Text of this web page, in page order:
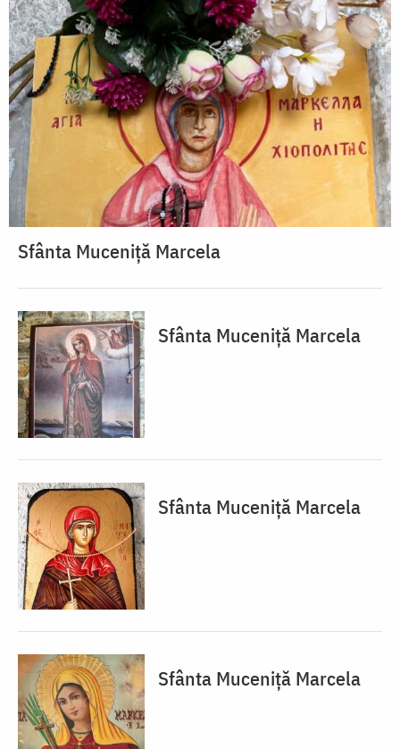
Sfânta Muceniță Marcela
Sfânta Muceniță Marcela
Sfânta Muceniță Marcela
Sfânta Muceniță Marcela